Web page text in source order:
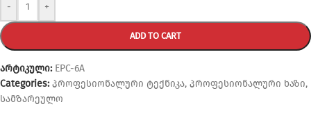
- +
ADD TO CART
არტიკული: EPC-6A
Categories: პროფესიონალური ტექნიკა, პროფესიონალური ხაზი,
სამზარეულო